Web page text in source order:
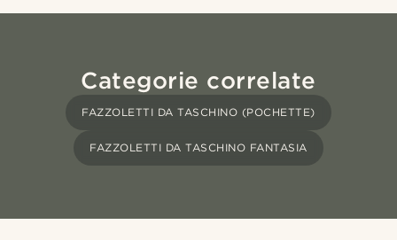
Categorie correlate
FAZZOLETTI DA TASCHINO (POCHETTE)
FAZZOLETTI DA TASCHINO FANTASIA